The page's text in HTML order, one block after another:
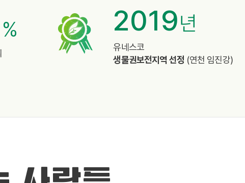
% 2019년
유네스코
생물권보전지역 선정 (연천 임진강)